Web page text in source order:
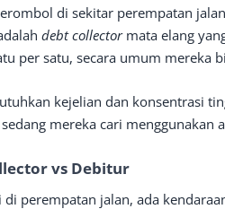
di sekitar perempatan
debt collectormata elang
per satu, secara umum mereka
kejelian dan konsentrasi
mereka cari menggunakan
vs Debitur
di perempatan jalan, ada